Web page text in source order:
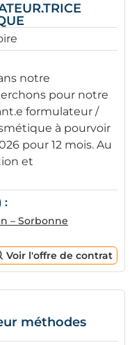
notre
pour notre
formulateur /
à pourvoir
pour 12 mois. Au
et
:
– Sorbonne
Voir l'offre de contrat
méthodes